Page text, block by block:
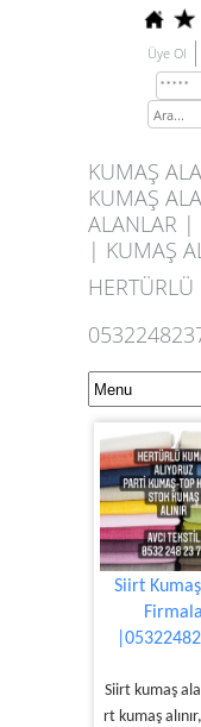
Üye Ol
KUMAŞ
KUMAŞ
ALANLAR |
| KUMAŞ
Siirt
Siirt kumaş
rt kumaş